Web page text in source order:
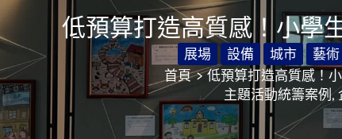
低預算打造高質感！小學
展場 設備 城市 藝術
首頁
低預算打造高質感！
主題活動統籌案例,